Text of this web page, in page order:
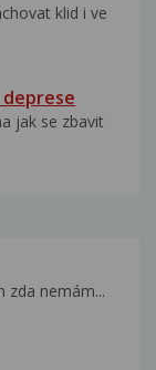
klid i ve
deprese
jak se zbavit
zda nemám...